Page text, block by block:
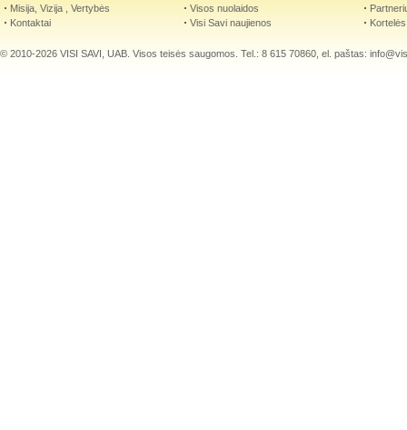
Misija, Vizija , Vertybės
Kontaktai
Visos nuolaidos
Visi Savi naujienos
© 2010-2026 VISI SAVI, UAB. Visos teisės saugomos. Tel.: 8 615 70860, el. paštas: